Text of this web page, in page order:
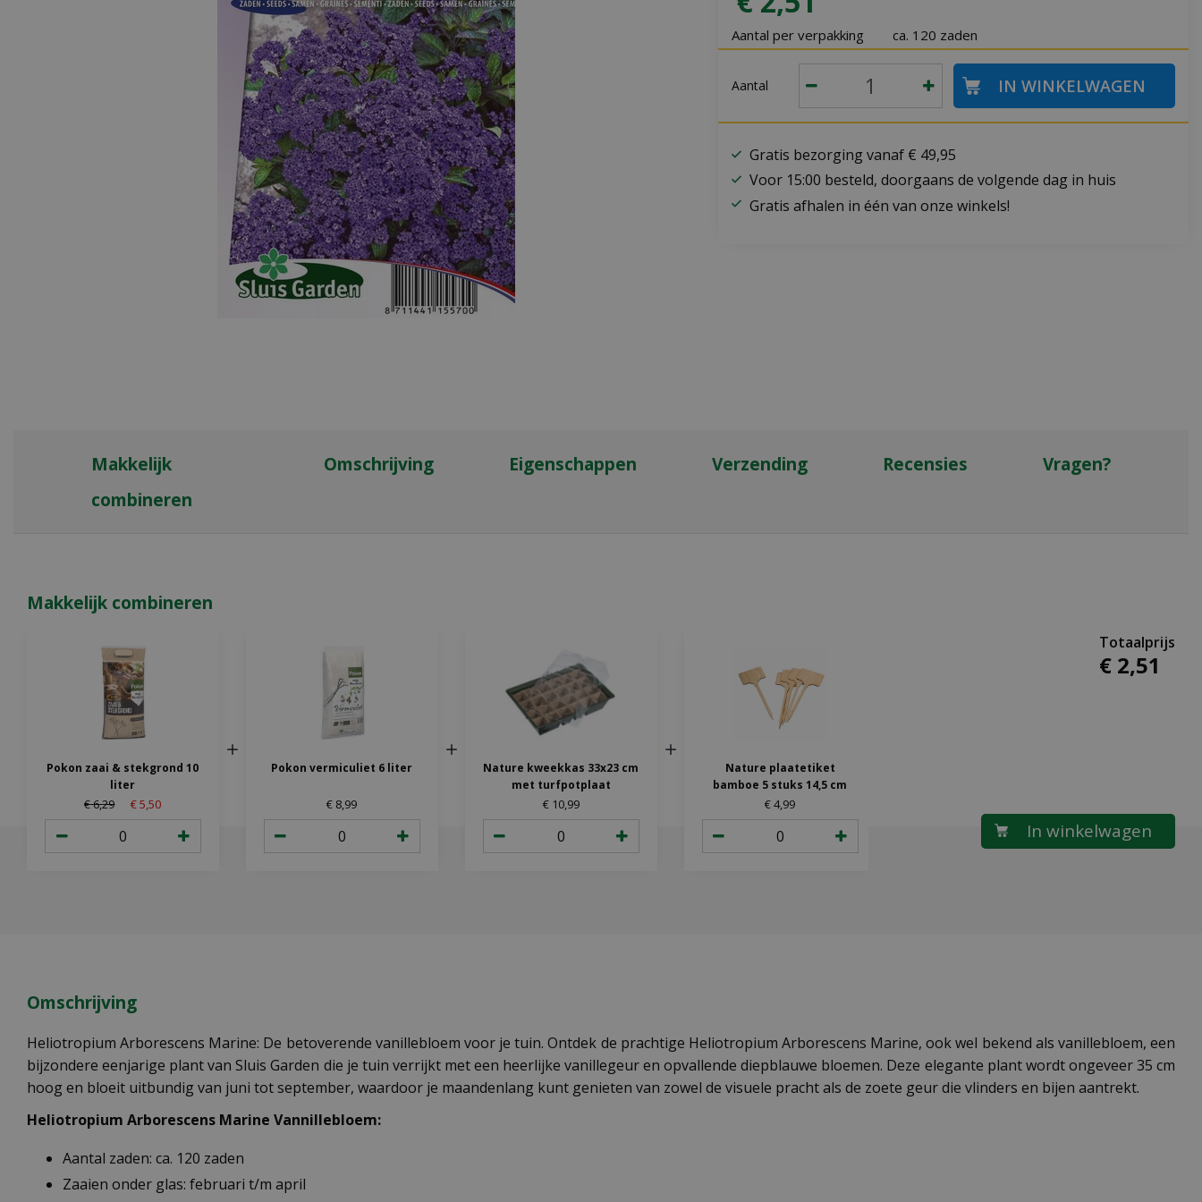
Aantal per verpakking ca. 120 zaden
Aantal
Gratis bezorging vanaf € 49,95
Voor 15:00 besteld, doorgaans de volgende dag in huis
Gratis afhalen in één van onze winkels!
Makkelijk
combineren
Omschrijving Eigenschappen Verzending Recensies Vragen?
Makkelijk combineren
Pokon zaai & stekgrond 10
liter
€6,29 €5,50
Pokon vermiculiet 6 liter
€ 8,99
Nature kweekkas 33x23 cm
met turfpotplaat
€ 10,99
Nature plaatetiket
bamboe 5 stuks 14,5 cm
€4,99
€ 2,51
Omschrijving
Heliotropium Arborescens Marine: De betoverende vanillebloem voor je tuin. Ontdek de prachtige Heliotropium Arborescens Marine, ook wel bekend als vanillebloem, een
bijzondere eenjarige plant van Sluis Garden die je tuin verrijkt met een heerlijke vanillegeur en opvallende diepblauwe bloemen. Deze elegante plant wordt ongeveer 35 cm
hoog en bloeit uitbundig van juni tot september, waardoor je maandenlang kunt genieten van zowel de visuele pracht als de zoete geur die vlinders en bijen aantrekt.
Heliotropium Arborescens Marine Vannillebloem:
Aantal zaden: ca. 120 zaden
Zaaien onder glas: februari t/m april